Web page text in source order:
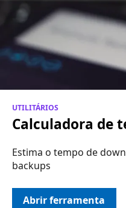
UTILITÁRIOS
Calculadora de
Estima o tempo de
backups
Abrir ferramenta